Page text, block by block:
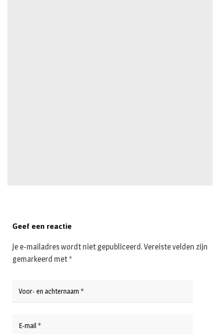
Geef een reactie
Je e-mailadres wordt niet gepubliceerd.Vereiste velden zijn
gemarkeerd met *